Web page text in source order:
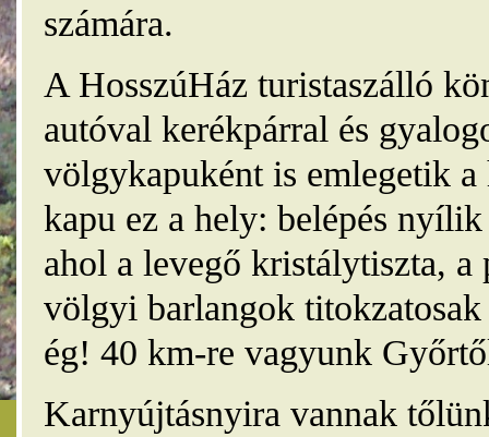
számára.
A HosszúHáz turistaszálló
autóval kerékpárral és
völgykapuként is emlegetik
kapu ez a hely: belépés
ahol a levegő kristálytiszta, a
völgyi barlangok
ég! 40 km-re vagyunk
Karnyújtásnyira vannak